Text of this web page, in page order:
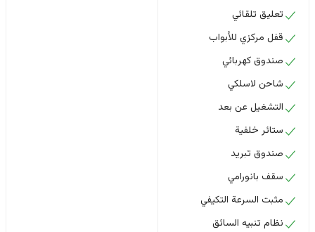
تعليق تلقائي
قفل مركزي للأبواب
صندوق كهربائي
شاحن لاسلكي
التشغيل عن بعد
ستائر خلفية
صندوق تبريد
سقف بانورامي
مثبت السرعة التكيفي
نظام تنبيه السائق